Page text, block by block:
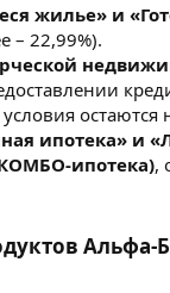
жилье» и
– 22,99%).
ипотека» и
ипотека),
Альфа-